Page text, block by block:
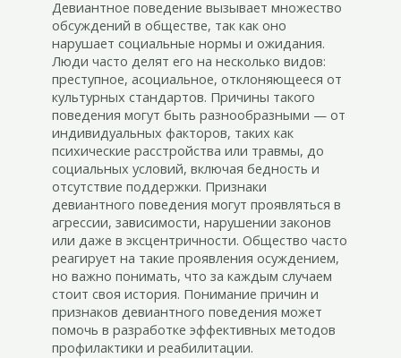
Девиантное поведение вызывает множество
обсуждений в обществе, так как оно
нарушает социальные нормы и ожидания.
Люди часто делят его на несколько видов:
преступное, асоциальное, отклоняющееся от
культурных стандартов. Причины такого
поведения могут быть разнообразными — от
индивидуальных факторов, таких как
психические расстройства или травмы, до
социальных условий, включая бедность и
отсутствие поддержки. Признаки
девиантного поведения могут проявляться в
агрессии, зависимости, нарушении законов
или даже в эксцентричности. Общество часто
реагирует на такие проявления осуждением,
но важно понимать, что за каждым случаем
стоит своя история. Понимание причин и
признаков девиантного поведения может
помочь в разработке эффективных методов
профилактики и реабилитации.